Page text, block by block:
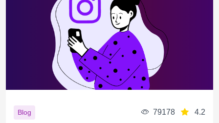
Blog 79178 4.2